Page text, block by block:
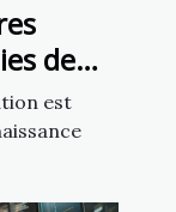
de
est